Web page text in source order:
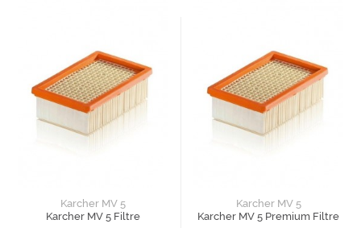
Karcher MV 5
Karcher MV 5 Filtre
Karcher MV 5
Karcher MV 5 Premium Filtre